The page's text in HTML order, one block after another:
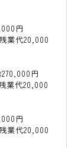
円
業代20,000
円
業代20,000
円
業代20,000